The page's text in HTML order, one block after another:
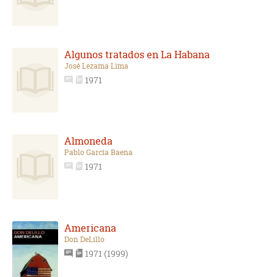
Algunos tratados en La Habana
José Lezama Lima
1971
Almoneda
Pablo García Baena
1971
Americana
Don DeLillo
1971 (1999)